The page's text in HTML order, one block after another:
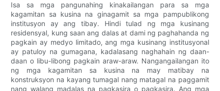
Isa sa mga pangunahing kinakailangan para sa mga
kagamitan sa kusina na ginagamit sa mga pampublikong
institusyon ay ang tibay. Hindi tulad ng mga kusinang
residensyal, kung saan ang dalas at dami ng paghahanda ng
pagkain ay medyo limitado, ang mga kusinang institusyonal
ay patuloy na gumagana, kadalasang naghahain ng daan-
daan o libu-libong pagkain araw-araw. Nangangailangan ito
ng mga kagamitan sa kusina na may matibay na
konstruksyon na kayang tumagal nang matagal na paggamit
nang walang madalas na pagkasira o pagkasira. Ang mga